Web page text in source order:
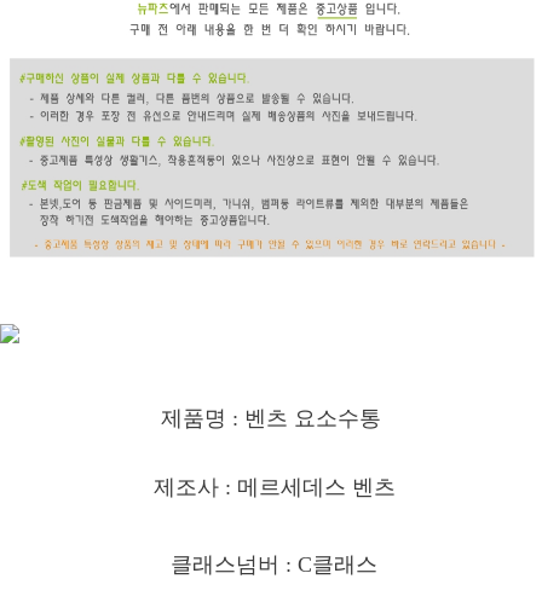
제품명 : 벤츠 요소수통
제조사 : 메르세데스 벤츠
클래스넘버 : C클래스